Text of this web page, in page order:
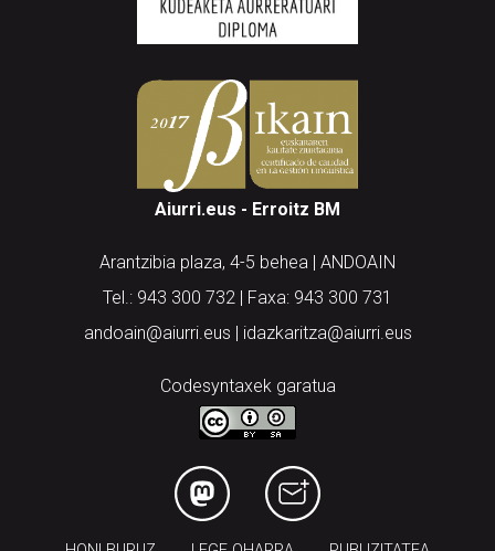
Aiurri.eus - Erroitz BM
Arantzibia plaza, 4-5 behea | ANDOAIN
Tel.: 943 300 732 | Faxa: 943 300 731
andoain@aiurri.eus | idazkaritza@aiurri.eus
Codesyntaxek garatua